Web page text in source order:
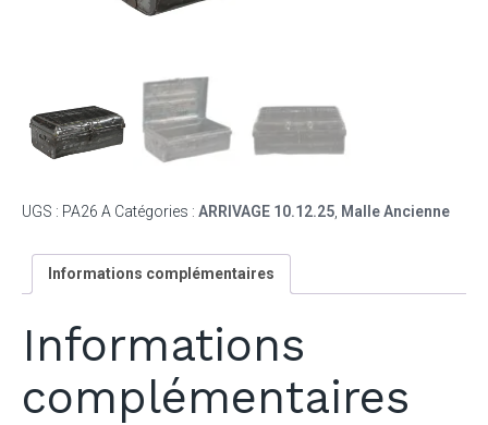
UGS : PA26 A Catégories : ARRIVAGE 10.12.25 Malle Ancienne
Informations complémentaires
Informations
complémentaires